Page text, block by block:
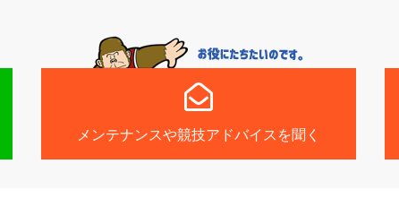
メンテナンスや競技アドバイスを聞く